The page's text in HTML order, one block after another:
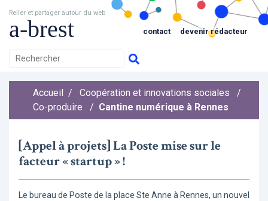
Relier et partager autour du web
a-brest contact devenir rédacteur
Accueil / Coopération et innovations sociales
/
Co-produire
/ Cantine numérique à Rennes
[Appel à projets] La Poste mise sur le
facteur « startup » !
Le bureau de Poste de la place Ste Anne à Rennes, un nouvel